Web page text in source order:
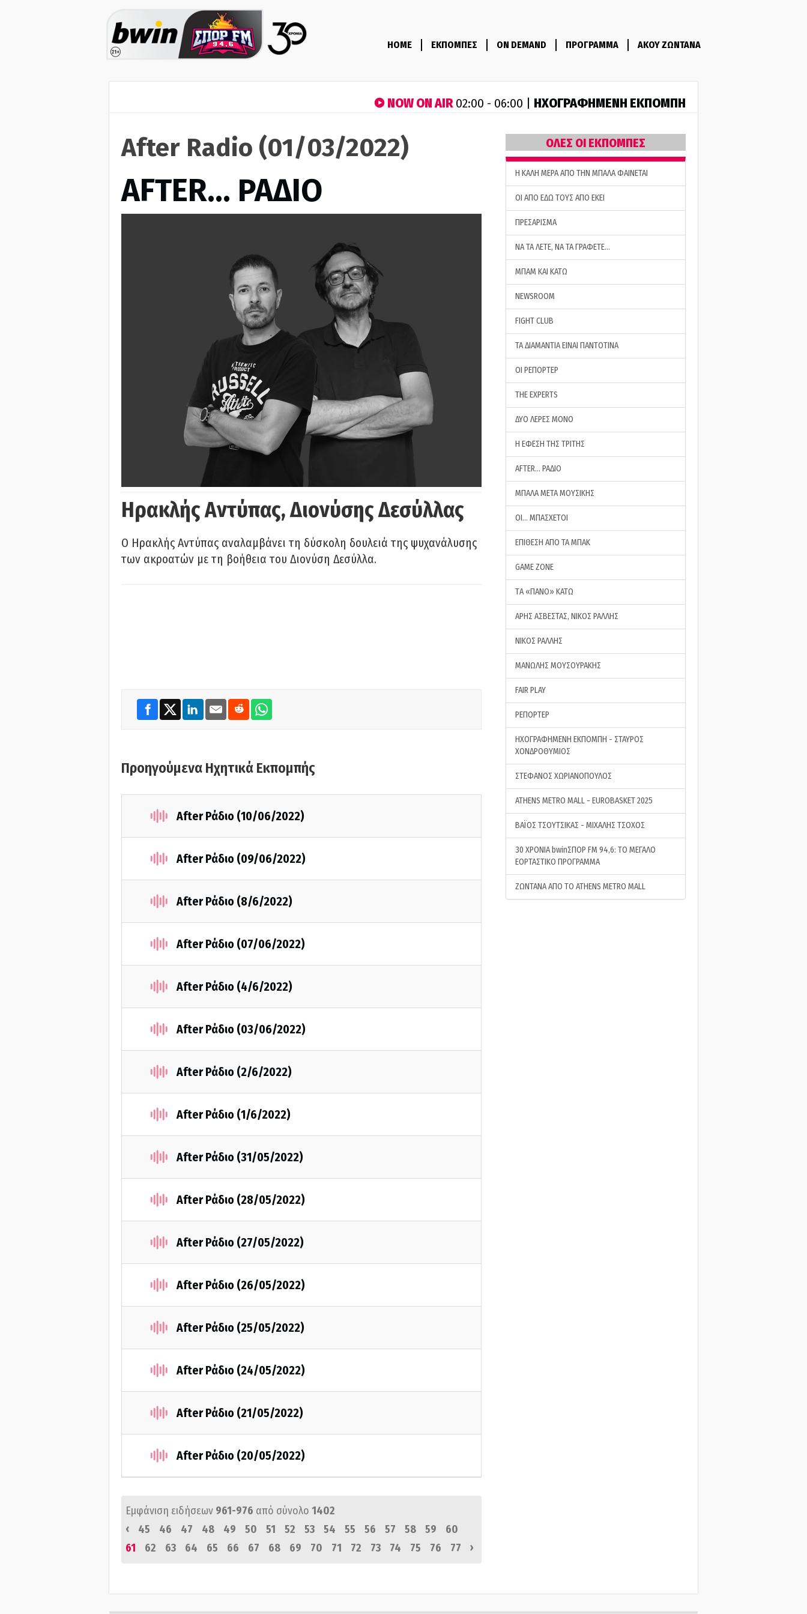
HOME ΕΚΠΟΜΠΕΣ ON DEMAND ΠΡΟΓΡΑΜΜΑ ΑΚΟΥ ΖΩΝΤΑΝΑ
NOW ON AIR02:00 - 06:00 | ΗΧΟΓΡΑΦΗΜΕΝΗ ΕΚΠΟΜΠΗ
After Radio (01/03/2022)
AFTER… ΡΑΔΙΟ
Ηρακλής Αντύπας, Διονύσης Δεσύλλας
Ο Ηρακλής Αντύπας αναλαμβάνει τη δύσκολη δουλειά της ψυχανάλυσης
των ακροατών με τη βοήθεια του Διονύση Δεσύλλα.
Προηγούμενα Ηχητικά Εκπομπής
After Ράδιο (10/06/2022)
After Ράδιο (09/06/2022)
After Ράδιο (8/6/2022)
After Ράδιο (07/06/2022)
After Ράδιο (4/6/2022)
After Ράδιο (03/06/2022)
After Ράδιο (2/6/2022)
After Ράδιο (1/6/2022)
After Ράδιο (31/05/2022)
After Ράδιο (28/05/2022)
After Ράδιο (27/05/2022)
After Ράδιο (26/05/2022)
After Ράδιο (25/05/2022)
After Ράδιο (24/05/2022)
After Ράδιο (21/05/2022)
After Ράδιο (20/05/2022)
Εμφάνιση ειδήσεων 961-976 από σύνολο 1402
‹
45 46 47 48 49 50 51 52 53 54 55 56 57 58 59
60
61
62 63 64 65 66 67 68 69 70 71 72 73 74 75 76 77 ›
ΟΛΕΣ ΟΙ ΕΚΠΟΜΠΕΣ
H ΚΑΛΗ ΜΕΡΑ ΑΠΟ ΤΗΝ ΜΠΑΛΑ ΦΑΙΝΕΤΑΙ
ΟΙ ΑΠΟ ΕΔΩ ΤΟΥΣ ΑΠΟ ΕΚΕΙ
ΠΡΕΣΑΡΙΣΜΑ
ΝΑ ΤΑ ΛΕΤΕ, ΝΑ ΤΑ ΓΡΑΦΕΤΕ…
ΜΠΑΜ ΚΑΙ ΚΑΤΩ
NEWSROOM
FIGHT CLUB
ΤΑ ΔΙΑΜΑΝΤΙΑ ΕΙΝΑΙ ΠΑΝΤΟΤΙΝΑ
ΟΙ ΡΕΠΟΡΤΕΡ
THE EXPERTS
ΔΥΟ ΛΕΡΕΣ ΜΟΝΟ
Η ΕΦΕΣΗ ΤΗΣ ΤΡΙΤΗΣ
AFTER… ΡΑΔΙΟ
ΜΠΑΛΑ ΜΕΤΑ ΜΟΥΣΙΚΗΣ
ΟΙ… ΜΠΑΣΧΕΤΟΙ
ΕΠΙΘΕΣΗ ΑΠΟ ΤΑ ΜΠΑΚ
GAME ZONE
ΤA «ΠΑΝΟ» ΚΑΤΩ
ΑΡΗΣ ΑΣΒΕΣΤΑΣ, ΝΙΚΟΣ ΡΑΛΛΗΣ
ΝΙΚΟΣ ΡΑΛΛΗΣ
ΜΑΝΩΛΗΣ ΜΟΥΣΟΥΡΑΚΗΣ
FAIR PLAY
ΡΕΠΟΡΤΕΡ
ΗΧΟΓΡΑΦΗΜΕΝΗ ΕΚΠΟΜΠΗ - ΣΤΑΥΡΟΣ
ΧΟΝΔΡΟΘΥΜΙΟΣ
ΣΤΕΦΑΝΟΣ ΧΩΡΙΑΝΟΠΟΥΛΟΣ
ATHENS METRO MALL - EUROBASKET 2025
ΒΑΪΟΣ ΤΣΟΥΤΣΙΚΑΣ - ΜΙΧΑΛΗΣ ΤΣΟΧΟΣ
30 ΧΡΟΝΙΑ bwinΣΠΟΡ FM 94,6: ΤΟ ΜΕΓΑΛΟ
ΕΟΡΤΑΣΤΙΚΟ ΠΡΟΓΡΑΜΜΑ
ΖΩΝΤΑΝΑ ΑΠΟ ΤΟ ATHENS METRO MALL